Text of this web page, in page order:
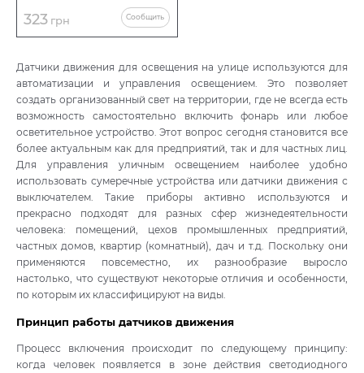
323 грн Сообщить
Датчики движения для освещения на улице используются для
автоматизации и управления освещением. Это позволяет
создать организованный свет на территории, где не всегда есть
возможность самостоятельно включить фонарь или любое
осветительное устройство. Этот вопрос сегодня становится все
более актуальным как для предприятий, так и для частных лиц.
Для управления уличным освещением наиболее удобно
использовать сумеречные устройства или датчики движения с
выключателем. Такие приборы активно используются и
прекрасно подходят для разных сфер жизнедеятельности
человека: помещений, цехов промышленных предприятий,
частных домов, квартир (комнатный), дач и т.д. Поскольку они
применяются повсеместно, их разнообразие выросло
настолько, что существуют некоторые отличия и особенности,
по которым их классифицируют на виды.
Принцип работы датчиков движения
Процесс включения происходит по следующему принципу:
когда человек появляется в зоне действия светодиодного